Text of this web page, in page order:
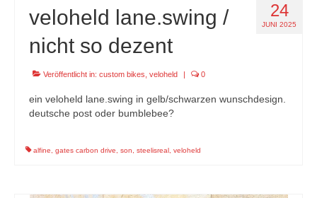
24
JUNI 2025
veloheld lane.swing /
nicht so dezent
Veröffentlicht in: custom bikes veloheld | 0
ein veloheld lane.swing in gelb/schwarzen wunschdesign.
deutsche post oder bumblebee?
alfine gates carbon drive son steelisreal veloheld